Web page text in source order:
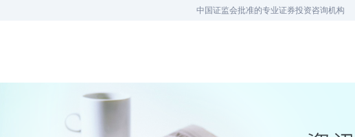
中国证监会批准的专业证券投资咨询机构